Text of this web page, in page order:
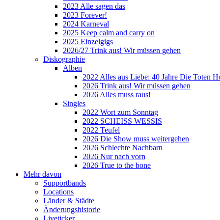
2023 Alle sagen das
2023 Forever!
2024 Karneval
2025 Keep calm and carry on
2025 Einzelgigs
2026/27 Trink aus! Wir müssen gehen
Diskographie
Alben
2022 Alles aus Liebe: 40 Jahre Die Toten
2026 Trink aus! Wir müssen gehen
2026 Alles muss raus!
Singles
2022 Wort zum Sonntag
2022 SCHEISS WESSIS
2022 Teufel
2026 Die Show muss weitergehen
2026 Schlechte Nachbarn
2026 Nur nach vorn
2026 True to the bone
Mehr davon
Supportbands
Locations
Länder & Städte
Änderungshistorie
Liveticker